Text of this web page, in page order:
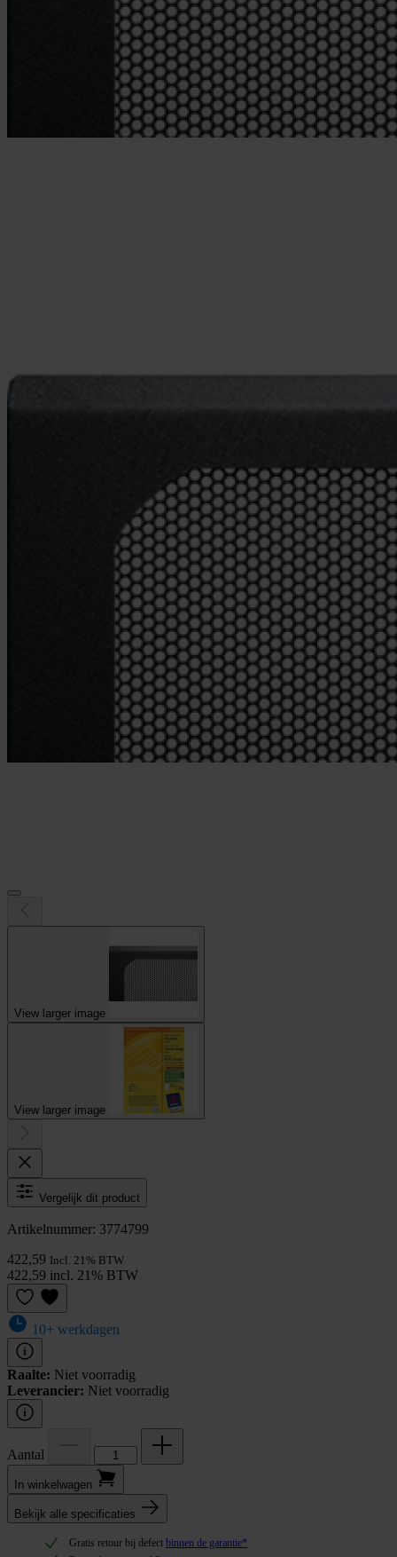
View larger image
View larger image
Vergelijk dit product
Artikelnummer: 3774799
422,59 Incl. 21% BTW
422,59 incl. 21% BTW
10+ werkdagen
Raalte: Niet voorradig
Leverancier: Niet voorradig
Aantal
In winkel­wagen
Bekijk alle specificaties
Gratis retour bij defect binnen de garantie*